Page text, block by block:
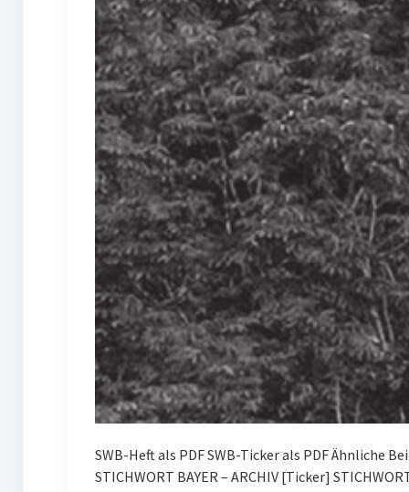
SWB-Heft als PDF SWB-Ticker als PDF Ähnliche
STICHWORT BAYER – ARCHIV [Ticker]